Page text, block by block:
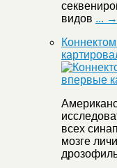
видов ... →
всех
мозге